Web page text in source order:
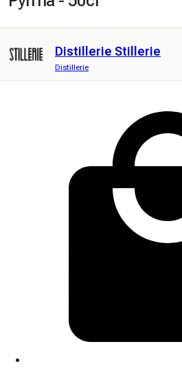
Distillerie Stillerie
Distillerie